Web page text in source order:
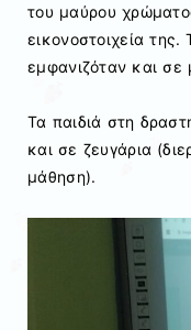
του μαύρου
εικονοστοιχεία
εμφανιζόταν και σε
Τα παιδιά στη
και σε ζευγάρια
μάθηση).